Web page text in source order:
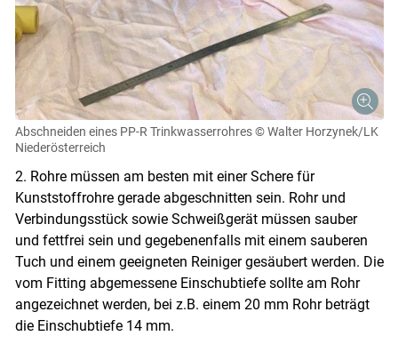
Abschneiden eines PP-R Trinkwasserrohres © Walter Horzynek/LK
Niederösterreich
2. Rohre müssen am besten mit einer Schere für
Kunststoffrohre gerade abgeschnitten sein. Rohr und
Verbindungsstück sowie Schweißgerät müssen sauber
und fettfrei sein und gegebenenfalls mit einem sauberen
Tuch und einem geeigneten Reiniger gesäubert werden. Die
vom Fitting abgemessene Einschubtiefe sollte am Rohr
angezeichnet werden, bei z.B. einem 20 mm Rohr beträgt
die Einschubtiefe 14 mm.